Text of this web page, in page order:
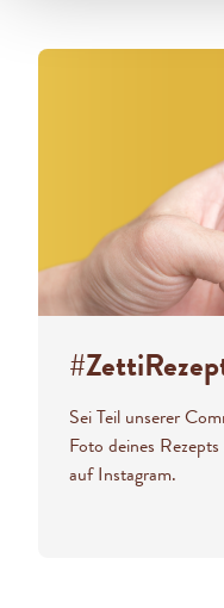
Sei Teil unserer
Foto deines
auf Instagram.